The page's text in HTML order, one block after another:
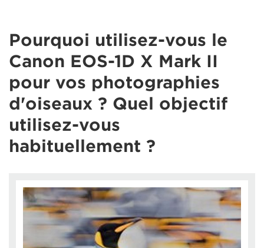
Pourquoi utilisez-vous le
Canon EOS-1D X Mark II
pour vos photographies
d'oiseaux ? Quel objectif
utilisez-vous
habituellement ?